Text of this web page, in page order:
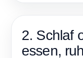
2. Schlaf
essen,